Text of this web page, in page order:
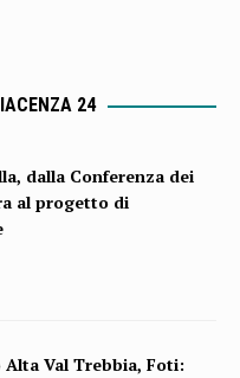
24
dalla Conferenza dei
al progetto di
Alta Val Trebbia, Foti: